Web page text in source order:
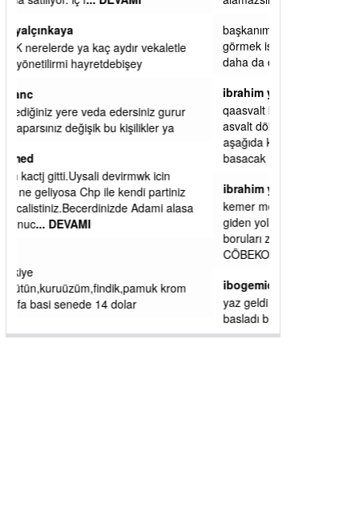
başkanım seni belediye başkanlığında da
görmek isteriz senin ereyliye katkın çok oldu
daha da olacaktır
ibrahim yalçınkaya
qaasvalt kansorejen madde mahalle aralarında
asvalt döke döke kaldırımlar ana yoldan
aşağıda kaldı bi yağmurda dükkanları su
basacak ma
ibrahim yalçınkaya
kemer mezarlık altı CİĞİRLİK deniz kenarına
giden yola gelin EREĞLİ BELEDİYESİ o
boruları zamanında tüm ereğli de RUHİ
ibogemici
yaz geldi layyy layyy layy lom festivalleri
başladı biz halk ekmek fabrikası kent lokantası
diyoruz ağacum yaz konserleri diyor